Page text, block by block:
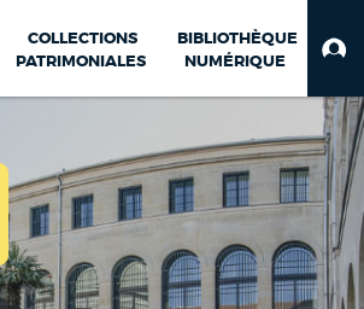
COLLECTIONS
PATRIMONIALES
BIBLIOTHÈQUE
NUMÉRIQUE